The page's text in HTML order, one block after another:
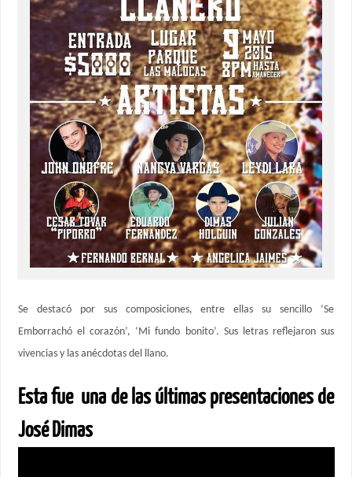
Se destacó por sus composiciones, entre ellas su sencillo ‘Se
Emborrachó el corazón’, ‘Mi fundo bonito’. Sus letras reflejaron sus
vivencias y las anécdotas del llano.
Esta fue una de las últimas presentaciones de
José Dimas